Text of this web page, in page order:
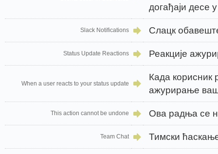
догађаји десе
Slack Notifications Слацк
Status Update Reactions Реакције
When a user reacts to your status update
Када корисник
ажурирање
This action cannot be undone Ова радња се
Team Chat Тимски